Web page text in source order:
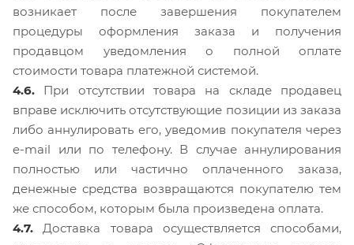
возникает после завершения покупателем
процедуры оформления заказа и получения
продавцом уведомления о полной оплате
стоимости товара платежной системой.
4.6. При отсутствии товара на складе продавец
вправе исключить отсутствующие позиции из заказа
либо аннулировать его, уведомив покупателя через
e-mail или по телефону. В случае аннулирования
полностью или частично оплаченного заказа,
денежные средства возвращаются покупателю тем
же способом, которым была произведена оплата.
4.7. Доставка товара осуществляется способами,